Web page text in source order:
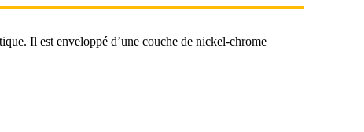
Il est enveloppé d’une couche de nickel-chrome